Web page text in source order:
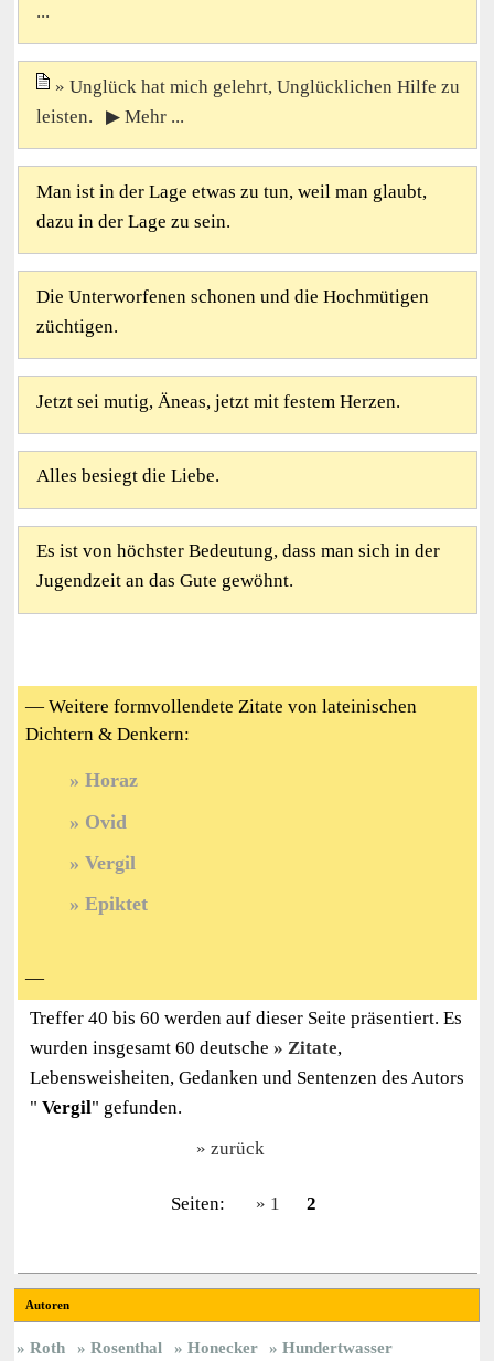
...
Unglück hat mich gelehrt, Unglücklichen Hilfe zu
leisten. ▶ Mehr ...
Man ist in der Lage etwas zu tun, weil man glaubt,
dazu in der Lage zu sein.
Die Unterworfenen schonen und die Hochmütigen
züchtigen.
Jetzt sei mutig, Äneas, jetzt mit festem Herzen.
Alles besiegt die Liebe.
Es ist von höchster Bedeutung, dass man sich in der
Jugendzeit an das Gute gewöhnt.
— Weitere formvollendete Zitate von lateinischen
Dichtern & Denkern:
Horaz
Ovid
Vergil
Epiktet
—
Treffer 40 bis 60 werden auf dieser Seite präsentiert. Es
wurden insgesamt 60 deutsche
Zitate,
Lebensweisheiten, Gedanken und Sentenzen des Autors
" Vergil" gefunden.
zurück
Seiten: 1 2
Autoren
Roth Rosenthal Honecker
Hundertwasser